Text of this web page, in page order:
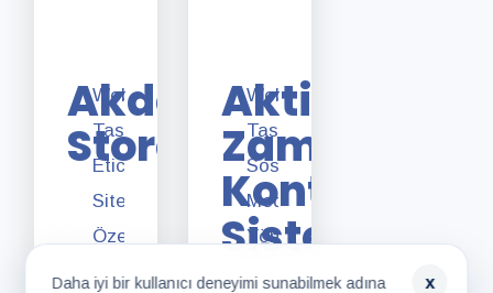
Akdem
Store
Web
Tasarımı,
Eticaret
Sitesi,
Özel
Yazılım
Aktif
Zaman
Kontrol
Sistemleri
Web
Tasarımı,
Sosyal
Medya
Yönetimi,
Google
Daha iyi bir kullanıcı deneyimi sunabilmek adına
x